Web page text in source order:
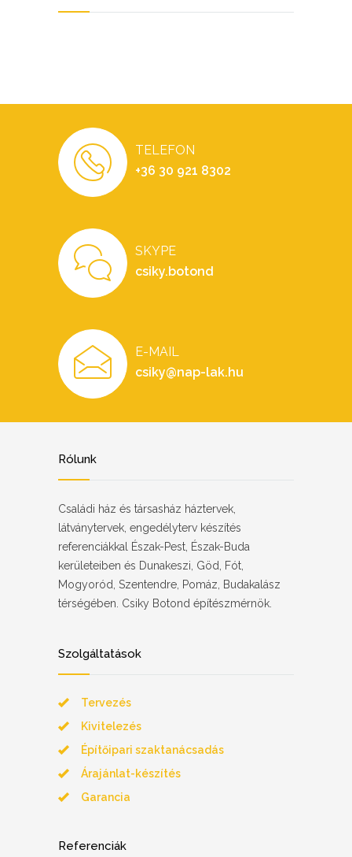
TELEFON
+36 30 921 8302
SKYPE
csiky.botond
E-MAIL
csiky@nap-lak.hu
Rólunk
Családi ház és társasház háztervek,
látványtervek, engedélyterv készítés
referenciákkal Észak-Pest, Észak-Buda
kerületeiben és Dunakeszi, Göd, Fót,
Mogyoród, Szentendre, Pomáz, Budakalász
térségében. Csiky Botond építészmérnök.
Szolgáltatások
Tervezés
Kivitelezés
Építőipari szaktanácsadás
Árajánlat-készítés
Garancia
Referenciák